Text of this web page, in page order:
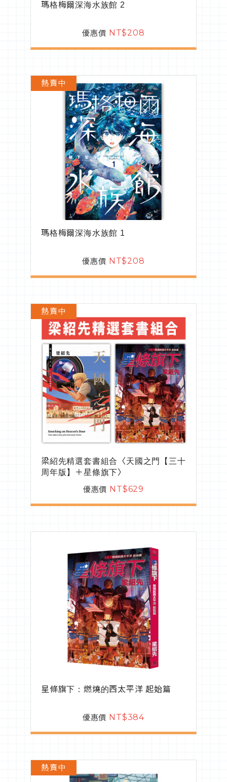
瑪格梅爾深海水族館 2
優惠價 NT$208
瑪格梅爾深海水族館 1
優惠價 NT$208
熱賣中
梁紹先精選套書組合〈天國之門【三十
周年版】＋星條旗下〉
優惠價 NT$629
熱賣中
星條旗下：燃燒的西太平洋 起始篇
優惠價 NT$384
熱賣中